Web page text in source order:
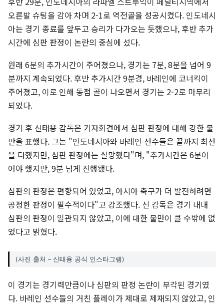
오른발 슈팅을 감아 차며 2-1로 역전골을 성공시켰다. 인도네시
아는 경기 종료를 앞두고 승리가 다가오는 듯했으나, 후반 추가
시간에 심판 판정이 논란의 중심에 섰다.
원래 6분의 추가시간이 주어졌으나, 경기는 7분, 8분을 넘어 9
분까지 계속되었다. 후반 추가시간 9분경, 바레인에 코너킥이
주어졌고, 이로 인해 동점 골이 나오면서 경기는 2-2로 마무리
되었다.
경기 후 신태용 감독은 기자회견에서 심판 판정에 대해 강한 불
만을 표했다. 그는 "인도네시아와 바레인 선수들은 끝까지 최선
을 다했지만, 심판 판정에는 실망했다"며, "추가시간은 6분이
어야 했지만, 9분 넘게 진행됐다.
심판의 판정은 편향되어 있었고, 아시아 축구가 더 발전하려면
공정한 판정이 필수적이다"고 강조했다. 신 감독은 경기 내내
심판의 판정이 일관되지 않았고, 이에 대한 불만이 클 수밖에 없
었다고 밝혔다.
(사진 출처 – 신태용 공식 인스타그램)
이 경기는 경기력만큼이나 심판의 판정 논란이 부각된 경기였
다. 바레인 선수들의 거친 플레이가 제대로 제재되지 않았고, 인